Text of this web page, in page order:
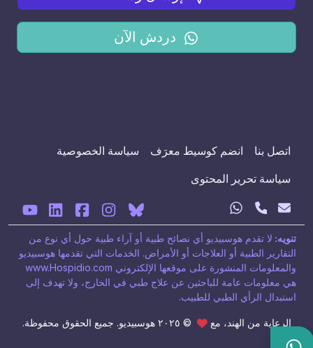
دردش الآن
اتصل بنا انضم كوسيط معرَف
سياسة الخصوصية
سياسة تحرير المحتوى
تنويه: لا تقدم هوسبيديو أي نصائح طبية أو آراء طبية حول أي نوع من
التقارير الطبية أو العلاجات أو الأمراض. الخدمات التي تقدمها هوسبيديو
والمعلومات المنشورة على موقعها الإلكتروني www.Hospidio.com
هي معلومات عامة للباحثين عن علاج طبي في الخارج، ولا تهدف إلى
استبدال الرأي الطبي للطبيب.
الرعاية من الهند، مع © ٢٠٢٥ هوسبيديو. جميع الحقوق محفوظة.